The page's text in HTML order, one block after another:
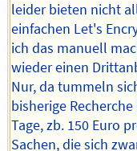
leider bieten nicht
einfachen Let's
ich das manuell
wieder einen
Nur, da tummeln
bisherige
Tage, zb. 150 Euro
Sachen, die sich